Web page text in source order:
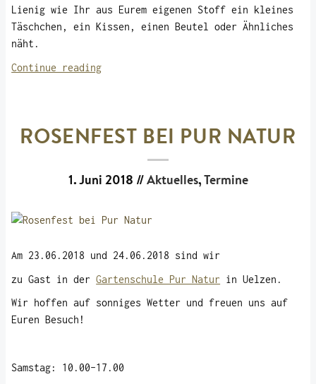
Lienig wie Ihr aus Eurem eigenen Stoff ein kleines
Täschchen, ein Kissen, einen Beutel oder Ähnliches
näht.
Continue reading„Workshop
25.05
ROSENFEST BEI PUR NATUR
1. Juni 2018 //Aktuelles,Termine
Am 23.06.2018 und 24.06.2018 sind wir
zu Gast in derGartenschule Pur Natur in Uelzen.
Wir hoffen auf sonniges Wetter und freuen uns auf
Euren Besuch!
Samstag: 10.00-17.00